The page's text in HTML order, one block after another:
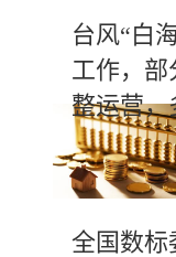
台风“白
工作，部
整运营，
全国数标